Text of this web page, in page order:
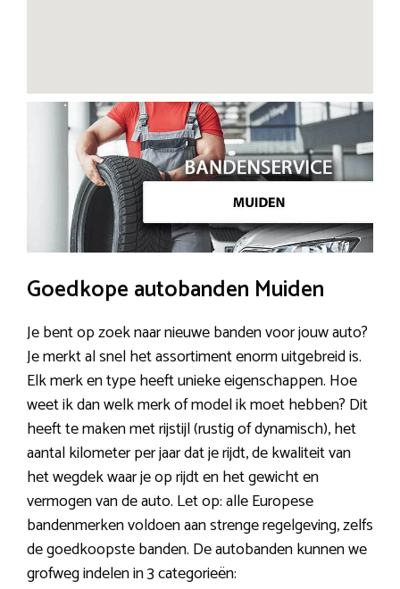
Goedkope autobanden Muiden
Je bent op zoek naar nieuwe banden voor jouw auto?
Je merkt al snel het assortiment enorm uitgebreid is.
Elk merk en type heeft unieke eigenschappen. Hoe
weet ik dan welk merk of model ik moet hebben? Dit
heeft te maken met rijstijl (rustig of dynamisch), het
aantal kilometer per jaar dat je rijdt, de kwaliteit van
het wegdek waar je op rijdt en het gewicht en
vermogen van de auto. Let op: alle Europese
bandenmerken voldoen aan strenge regelgeving, zelfs
de goedkoopste banden. De autobanden kunnen we
grofweg indelen in 3 categorieën: